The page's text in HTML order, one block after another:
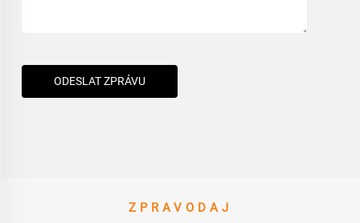
ODESLAT ZPRÁVU
ZPRAVODAJ